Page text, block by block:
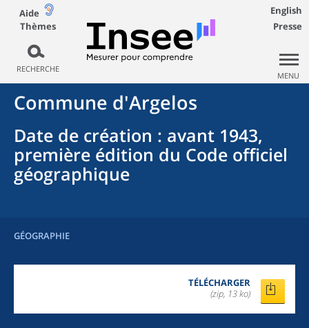
Aide
Thèmes
RECHERCHE
English
Presse
MENU
Commune d'Argelos
Date de création : avant 1943,
première édition du Code officiel
géographique
GÉOGRAPHIE
TÉLÉCHARGER
(zip, 13 ko)